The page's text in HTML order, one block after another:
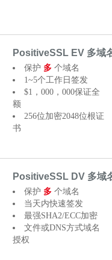
PositiveSSL EV 多域
保护 多 个域名
1~5个工作日签发
$1，000，000保证全
额
256位加密2048位根证
书
PositiveSSL DV 多域
保护 多 个域名
当天内快速签发
最强SHA2/ECC加密
文件或DNS方式域名
授权